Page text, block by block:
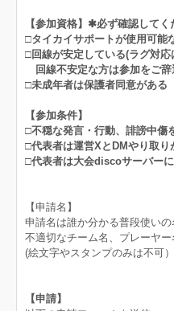
【参加資格】✱必ず確認してく
□タイカイサポートが使用可能
□回線が安定している(ラグ対応
回線不安定な方は参加をご辞
□未成年者は保護者同意がある
【参加条件】
□不穏な発言・行動、誹謗中傷
□代表者は運営XとDMやり取り
□代表者は大会discoサーバー
【申請名】
申請名は誰か分かる普段使いの
不適切なチーム名、プレーヤ
(絵文字やスタンプのみは不可）
【申請】